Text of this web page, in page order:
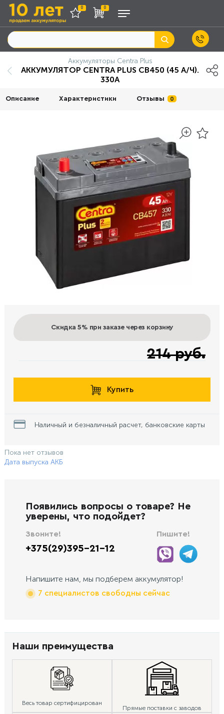
0 0
Аккумуляторы Centra Plus
АККУМУЛЯТОР CENTRA PLUS CB450 (45 А/Ч).
330A
Описание Характеристики Отзывы 0
Скидка 5% при заказе через корзину
214 руб.
Купить
Наличный и безналичный расчет, банковские карты
Пока нет отзывов
Дата выпуска АКБ
Появились вопросы о товаре? Не
уверены, что подойдет?
Звоните!
+375(29)395-21-12
Пишите!
Напишите нам, мы подберем аккумулятор!
7 специалистов свободны сейчас
Наши преимущества
Весь товар сертифицирован
Прямые поставки с заводов